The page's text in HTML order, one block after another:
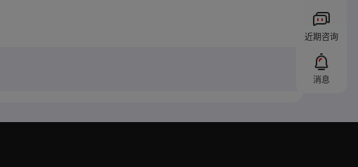
近期咨询
消息